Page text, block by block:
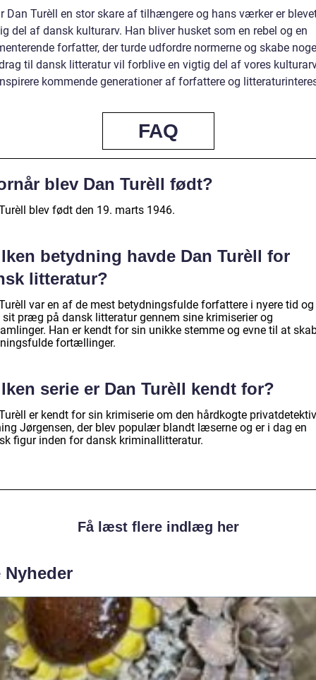
Dan Turèll en stor skare af tilhængere og hans værker er
del af dansk kulturarv. Han bliver husket som en rebel og en
forfatter, der turde udfordre normerne og skabe
til dansk litteratur vil forblive en vigtig del af vores
kommende generationer af forfattere og
FAQ
blev Dan Turèll født?
blev født den 19. marts 1946.
betydning havde Dan Turèll for
litteratur?
var en af de mest betydningsfulde forfattere i nyere tid og
sit præg på dansk litteratur gennem sine krimiserier og
Han er kendt for sin unikke stemme og evne til at
fortællinger.
serie er Dan Turèll kendt for?
er kendt for sin krimiserie om den hårdkogte privatdetektiv
Jørgensen, der blev populær blandt læserne og er i dag en
figur inden for dansk kriminallitteratur.
Få læst flere indlæg her
Nyheder